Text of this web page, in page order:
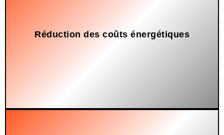
Réduction des coûts énergétiques
Comparé à la production d'aluminium neuf.